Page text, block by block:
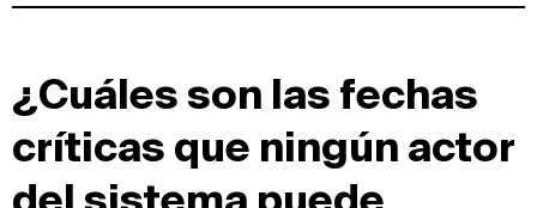
¿Cuáles son las fechas
críticas que ningún actor